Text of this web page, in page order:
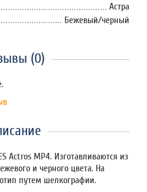
Астра
Бежевый/черный
(0)
Aсtros MP4. Изготавливаются из
и черного цвета. На
путем шелкографии.